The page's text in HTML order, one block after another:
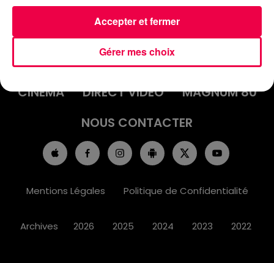
INFOS
AGENDA
JEUX
PODCASTS
CINÉMA
DIRECT VIDÉO
MAGNUM 80
NOUS CONTACTER
Mentions Légales Politique de Confidentialité
Archives 2026 2025 2024 2023 2022
Gérer mes choix
Accepter et fermer